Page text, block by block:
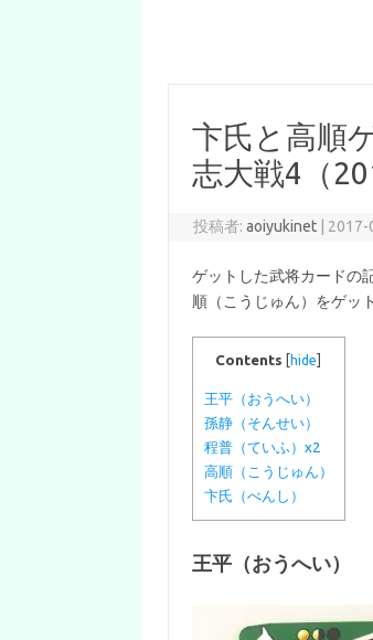
卞氏と高順
志大戦4（
投稿者:aoiyukinet 2017-
ゲットした武将カードの
順（こうじゅん）をゲッ
Contents [ hide
王平（おうへい）
孫静（そんせい）
程普（ていふ）x2
高順（こうじゅん）
卞氏（べんし）
王平（おうへい）